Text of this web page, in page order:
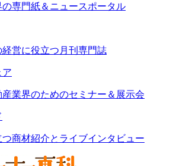
専門紙＆ニュースポータル
営に役立つ月刊専門誌
業界のためのセミナー＆展示会
商材紹介とライブインタビュー